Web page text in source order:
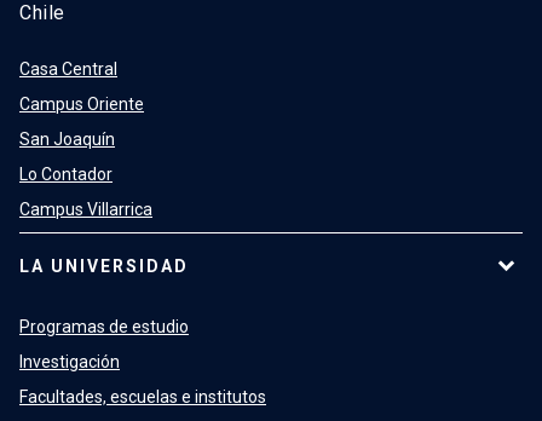
Chile
Casa Central
Campus Oriente
San Joaquín
Lo Contador
Campus Villarrica
LA UNIVERSIDAD
Programas de estudio
Investigación
Facultades, escuelas e institutos